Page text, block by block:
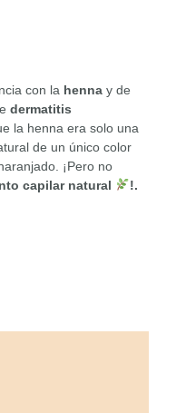
con la henna y de
dermatitis
la henna era solo una
de un único color
¡Pero no
capilar natural !.